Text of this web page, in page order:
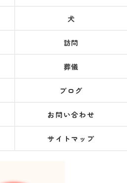
犬
訪問
葬儀
ブログ
お問い合わせ
サイトマップ